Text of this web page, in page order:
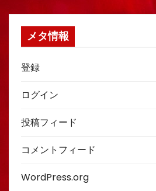
メタ情報
登録
ログイン
投稿フィード
コメントフィード
WordPress.org